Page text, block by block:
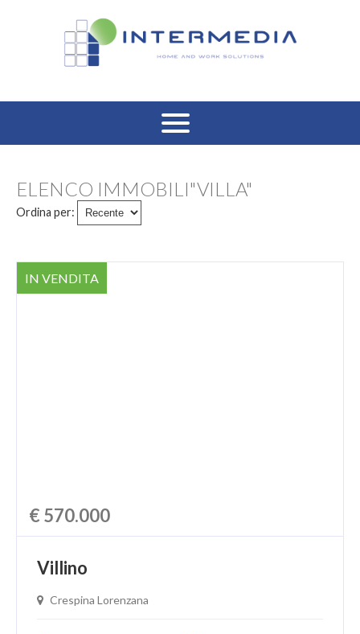
VENDITA RESIDENZIALE
VENDITA COMMERCIALE
CONTATTI
ELENCO IMMOBILI"VILLA"
Ordina per:
IN VENDITA
€ 570.000
Villino
Crespina Lorenzana